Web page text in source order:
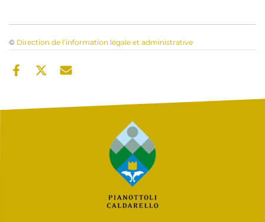
© Direction de l’information légale et administrative